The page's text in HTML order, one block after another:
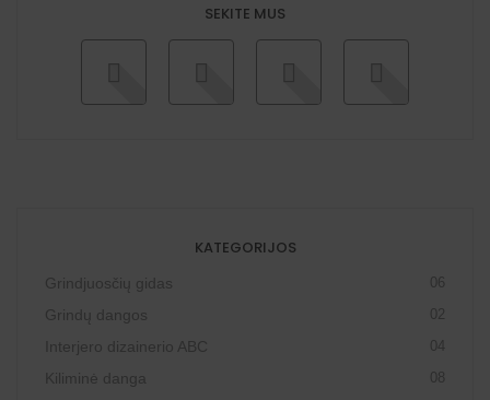
SEKITE MUS
KATEGORIJOS
Grindjuosčių gidas 06
Grindų dangos 02
Interjero dizainerio ABC 04
Kiliminė danga 08